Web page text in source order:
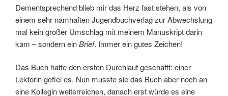
Dementsprechend blieb mir das Herz fast stehen, als von
einem sehr namhaften Jugendbuchverlag zur Abwechslung
mal kein großer Umschlag mit meinem Manuskript darin
kam – sondern einBrief. Immer ein gutes Zeichen!
Das Buch hatte den ersten Durchlauf geschafft: einer
Lektorin gefiel es. Nun musste sie das Buch aber noch an
eine Kollegin weiterreichen, danach erst würde es eine